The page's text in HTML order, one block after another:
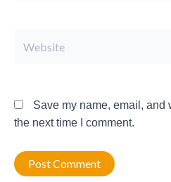
Save my name, email, and
the next time I comment.